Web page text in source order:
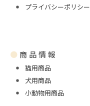
プライバシーポリシー
● 商品情報
猫用商品
犬用商品
小動物用商品